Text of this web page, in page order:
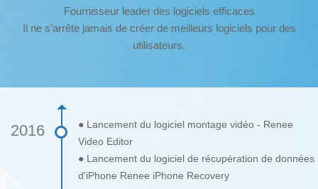
Fournisseur leader des logiciels efficaces
Il ne s’arrête jamais de créer de meilleurs logiciels pour des
utilisateurs.
2016
● Lancement du logiciel montage vidéo - Renee
Video Editor
● Lancement du logiciel de récupération de données
d'iPhone Renee iPhone Recovery